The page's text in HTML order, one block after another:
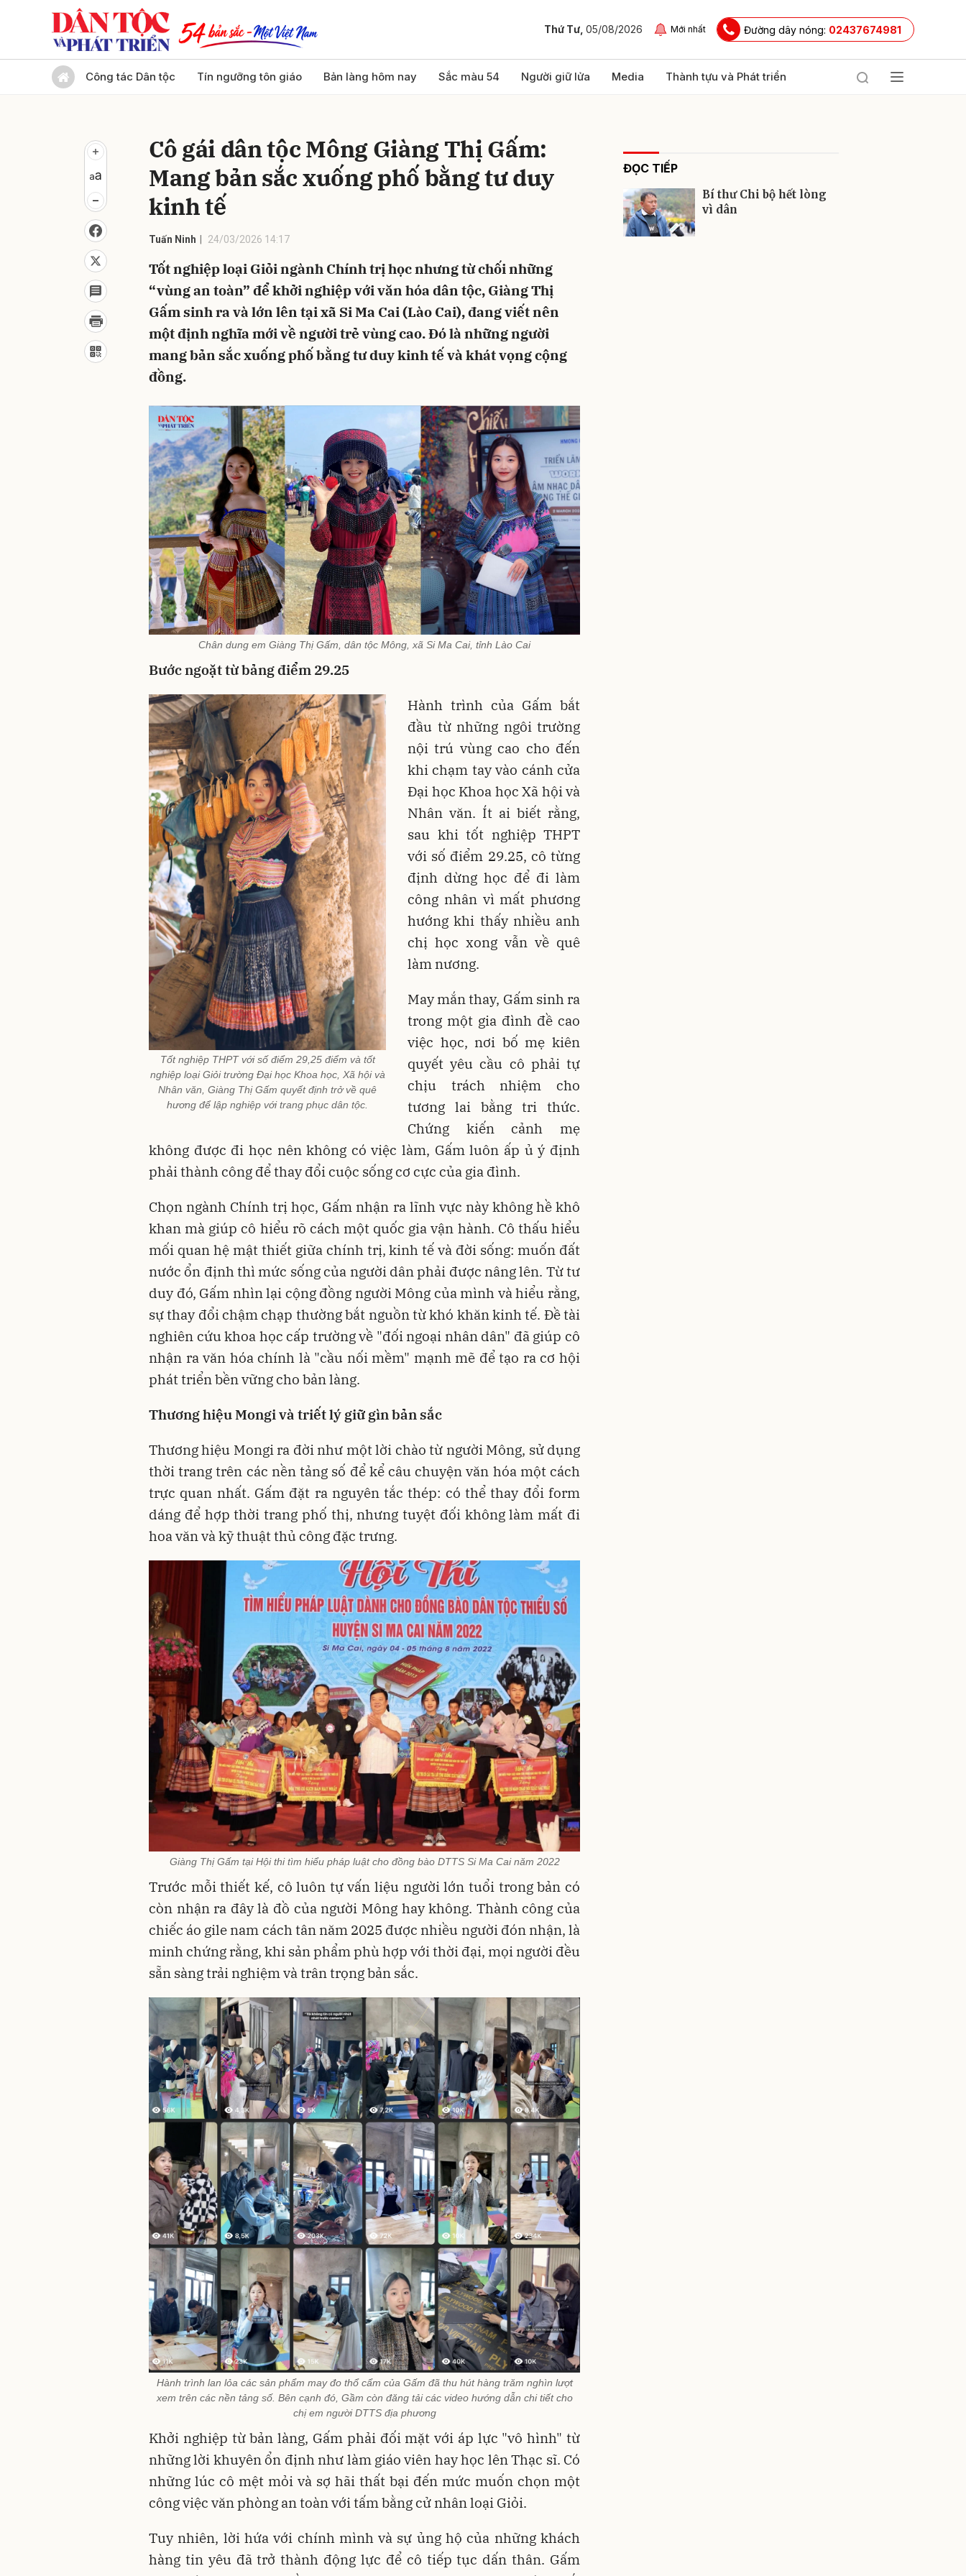
Thứ Tư, 05/08/2026 Mới nhất Đường dây nóng: 02437674981
Công tác Dân tộc Tín ngưỡng tôn giáo Bản làng hôm nay Sắc màu 54 Người giữ lửa Media Thành tựu và Phát triển
Cô gái dân tộc Mông Giàng Thị Gấm:
Mang bản sắc xuống phố bằng tư duy
kinh tế
Tuấn Ninh 24/03/2026 14:17
Tốt nghiệp loại Giỏi ngành Chính trị học nhưng từ chối những
“vùng an toàn” để khởi nghiệp với văn hóa dân tộc, Giàng Thị
Gấm sinh ra và lớn lên tại xã Si Ma Cai (Lào Cai), đang viết nên
một định nghĩa mới về người trẻ vùng cao. Đó là những người
mang bản sắc xuống phố bằng tư duy kinh tế và khát vọng cộng
đồng.
Chân dung em Giàng Thị Gấm, dân tộc Mông, xã Si Ma Cai, tỉnh Lào Cai
Bước ngoặt từ bảng điểm 29.25
Tốt nghiệp THPT với số điểm 29,25 điểm và tốt
nghiệp loại Giỏi trường Đại học Khoa học, Xã hội và
Nhân văn, Giàng Thị Gấm quyết định trở về quê
hương để lập nghiệp với trang phục dân tộc.
Hành trình của Gấm bắt
đầu từ những ngôi trường
nội trú vùng cao cho đến
khi chạm tay vào cánh cửa
Đại học Khoa học Xã hội và
Nhân văn. Ít ai biết rằng,
sau khi tốt nghiệp THPT
với số điểm 29.25, cô từng
định dừng học để đi làm
công nhân vì mất phương
hướng khi thấy nhiều anh
chị học xong vẫn về quê
làm nương.
May mắn thay, Gấm sinh ra
trong một gia đình đề cao
việc học, nơi bố mẹ kiên
quyết yêu cầu cô phải tự
chịu trách nhiệm cho
tương lai bằng tri thức.
Chứng kiến cảnh mẹ
không được đi học nên không có việc làm, Gấm luôn ấp ủ ý định
phải thành công để thay đổi cuộc sống cơ cực của gia đình.
Chọn ngành Chính trị học, Gấm nhận ra lĩnh vực này không hề khô
khan mà giúp cô hiểu rõ cách một quốc gia vận hành. Cô thấu hiểu
mối quan hệ mật thiết giữa chính trị, kinh tế và đời sống: muốn đất
nước ổn định thì mức sống của người dân phải được nâng lên. Từ tư
duy đó, Gấm nhìn lại cộng đồng người Mông của mình và hiểu rằng,
sự thay đổi chậm chạp thường bắt nguồn từ khó khăn kinh tế. Đề tài
nghiên cứu khoa học cấp trường về "đối ngoại nhân dân" đã giúp cô
nhận ra văn hóa chính là "cầu nối mềm" mạnh mẽ để tạo ra cơ hội
phát triển bền vững cho bản làng.
Thương hiệu Mongi và triết lý giữ gìn bản sắc
Thương hiệu Mongi ra đời như một lời chào từ người Mông, sử dụng
thời trang trên các nền tảng số để kể câu chuyện văn hóa một cách
trực quan nhất. Gấm đặt ra nguyên tắc thép: có thể thay đổi form
dáng để hợp thời trang phố thị, nhưng tuyệt đối không làm mất đi
hoa văn và kỹ thuật thủ công đặc trưng.
Giàng Thị Gấm tại Hội thi tìm hiểu pháp luật cho đồng bào DTTS Si Ma Cai năm 2022
Trước mỗi thiết kế, cô luôn tự vấn liệu người lớn tuổi trong bản có
còn nhận ra đây là đồ của người Mông hay không. Thành công của
chiếc áo gile nam cách tân năm 2025 được nhiều người đón nhận, là
minh chứng rằng, khi sản phẩm phù hợp với thời đại, mọi người đều
sẵn sàng trải nghiệm và trân trọng bản sắc.
Hành trình lan lỏa các sản phẩm may đo thổ cẩm của Gấm đã thu hút hàng trăm nghìn lượt
xem trên các nền tảng số. Bên cạnh đó, Gầm còn đăng tải các video hướng dẫn chi tiết cho
chị em người DTTS địa phương
Khởi nghiệp từ bản làng, Gấm phải đối mặt với áp lực "vô hình" từ
những lời khuyên ổn định như làm giáo viên hay học lên Thạc sĩ. Có
những lúc cô mệt mỏi và sợ hãi thất bại đến mức muốn chọn một
công việc văn phòng an toàn với tấm bằng cử nhân loại Giỏi.
Tuy nhiên, lời hứa với chính mình và sự ủng hộ của những khách
hàng tin yêu đã trở thành động lực để cô tiếp tục dấn thân. Gấm
ĐỌC TIẾP
Bí thư Chi bộ hết lòng
vì dân
Gửi bình luận
Gửi